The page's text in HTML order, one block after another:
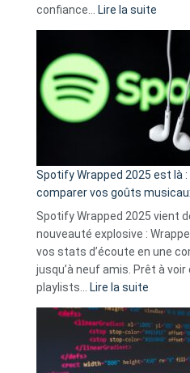
confiance… Lire la suite
Fini
je
n’ai
pas
de
cash
»
Solly
la
vie
sans-
abri
en
3
Spotify Wrapped 2025 est là
comparer vos goûts
Spotify Wrapped 2025 vient
nouveauté explosive :
vos stats d’écoute en une
jusqu’à neuf amis. Prêt à voir
playlists… Lire la suite
Spotify
2025
est